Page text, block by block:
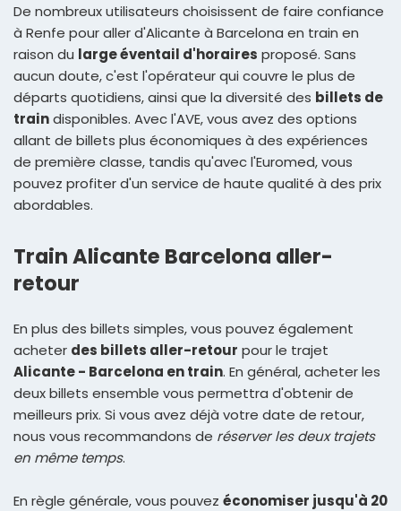
De nombreux utilisateurs choisissent de faire confiance
à Renfe pour aller d'Alicante à Barcelona en train en
raison du large éventail d'horaires proposé. Sans
aucun doute, c'est l'opérateur qui couvre le plus de
départs quotidiens, ainsi que la diversité des billets de
traindisponibles. Avec l'AVE, vous avez des options
allant de billets plus économiques à des expériences
de première classe, tandis qu'avec l'Euromed, vous
pouvez profiter d'un service de haute qualité à des prix
abordables.
Train Alicante Barcelona aller-
retour
En plus des billets simples, vous pouvez également
acheter des billets aller-retour pour le trajet
Alicante - Barcelona en train. En général, acheter les
deux billets ensemble vous permettra d'obtenir de
meilleurs prix. Si vous avez déjà votre date de retour,
nous vous recommandons de réserver les deux trajets
en même temps.
En règle générale, vous pouvez économiser jusqu'à 20